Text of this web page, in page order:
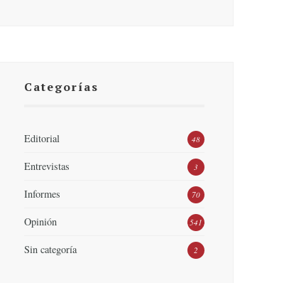
Categorías
Editorial 48
Entrevistas 3
Informes 70
Opinión 541
Sin categoría 2